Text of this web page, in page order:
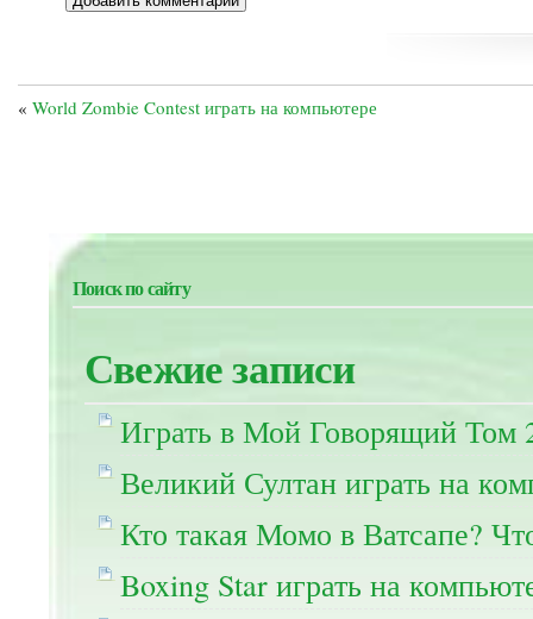
« World Zombie Contest играть на компьютере
Поиск по сайту
Свежие записи
Играть в Мой Говорящий Том
Великий Султан играть на
Кто такая Момо в Ватсапе?
Boxing Star играть на